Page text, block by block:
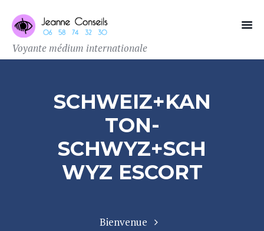
Voyante médium internationale
SCHWEIZ+KAN
TON-
SCHWYZ+SCH
WYZ ESCORT
Bienvenue